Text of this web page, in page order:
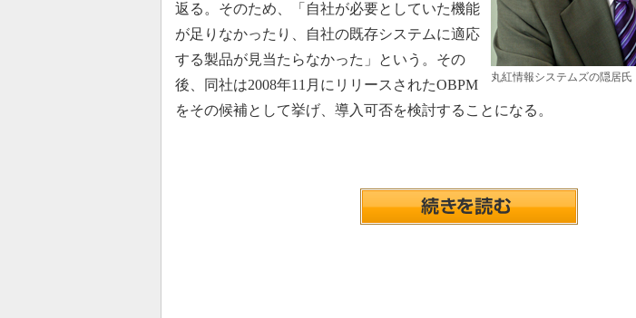
丸紅情報システムズの隠居氏
返る。そのため、「自社が必要としていた機能
が足りなかったり、自社の既存システムに適応
する製品が見当たらなかった」という。その
後、同社は2008年11月にリリースされたOBPM
をその候補として挙げ、導入可否を検討することになる。